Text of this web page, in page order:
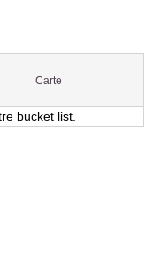
Carte
bucket list.